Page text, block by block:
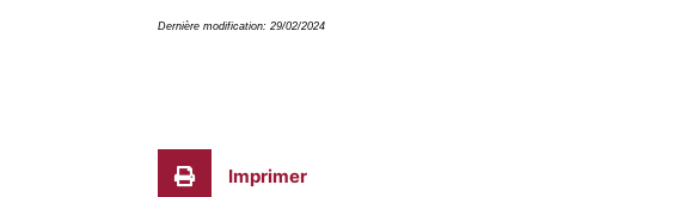
Dernière modification: 29/02/2024
Imprimer